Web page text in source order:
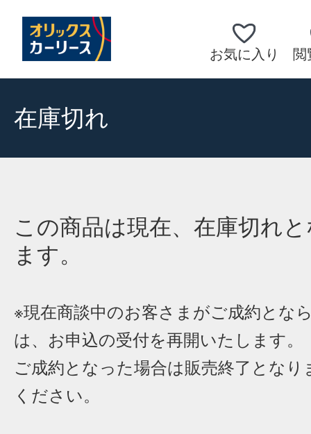
お気に入り 閲
在庫切れ
この商品は現在、在庫切れ
ます。
※現在商談中のお客さまがご成約とな
は、お申込の受付を再開いたします。
ご成約となった場合は販売終了となり
ください。